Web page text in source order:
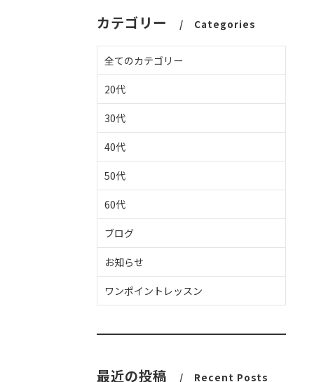
カテゴリー Categories
全てのカテゴリー
20代
30代
40代
50代
60代
ブログ
お知らせ
ワンポイントレッスン
最近の投稿 Recent Posts